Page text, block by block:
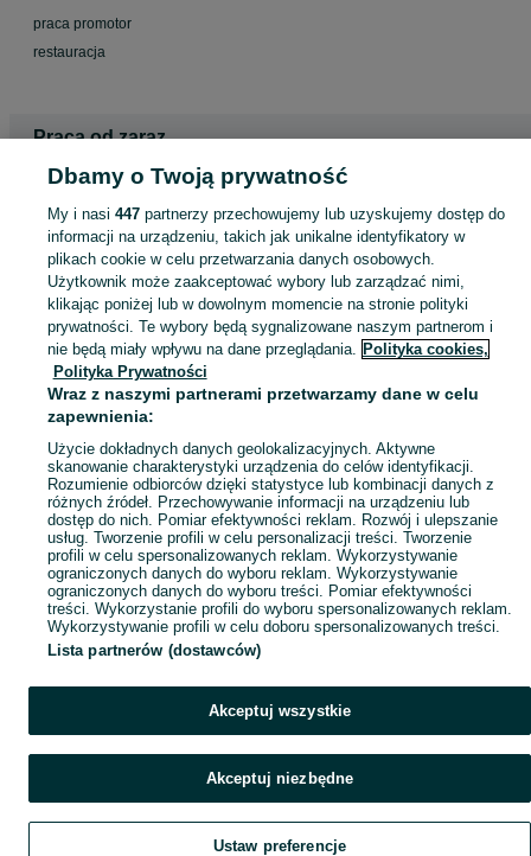
praca promotor
restauracja
Praca od zaraz
praca sezonowa
Dbamy o Twoją prywatność
My i nasi 447partnerzy przechowujemy lub uzyskujemy dostęp do
informacji na urządzeniu, takich jak unikalne identyfikatory w
plikach cookie w celu przetwarzania danych osobowych.
Użytkownik może zaakceptować wybory lub zarządzać nimi,
klikając poniżej lub w dowolnym momencie na stronie polityki
prywatności. Te wybory będą sygnalizowane naszym partnerom i
nie będą miały wpływu na dane przeglądania. Polityka cookies,
Polityka Prywatności
Wraz z naszymi partnerami przetwarzamy dane w celu
zapewnienia:
Użycie dokładnych danych geolokalizacyjnych. Aktywne
skanowanie charakterystyki urządzenia do celów identyfikacji.
Rozumienie odbiorców dzięki statystyce lub kombinacji danych z
różnych źródeł. Przechowywanie informacji na urządzeniu lub
dostęp do nich. Pomiar efektywności reklam. Rozwój i ulepszanie
usług. Tworzenie profili w celu personalizacji treści. Tworzenie
profili w celu spersonalizowanych reklam. Wykorzystywanie
ograniczonych danych do wyboru reklam. Wykorzystywanie
ograniczonych danych do wyboru treści. Pomiar efektywności
treści. Wykorzystanie profili do wyboru spersonalizowanych reklam.
Wykorzystywanie profili w celu doboru spersonalizowanych treści.
Lista partnerów (dostawców)
Akceptuj wszystkie
Akceptuj niezbędne
Ustaw preferencje